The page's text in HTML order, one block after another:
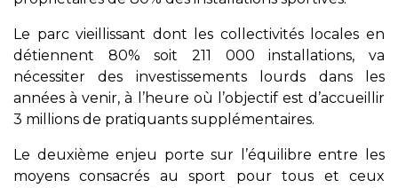
Le parc vieillissant dont les collectivités locales en
détiennent 80% soit 211 000 installations, va
nécessiter des investissements lourds dans les
années à venir, à l’heure où l’objectif est d’accueillir
3 millions de pratiquants supplémentaires.
Le deuxième enjeu porte sur l’équilibre entre les
moyens consacrés au sport pour tous et ceux